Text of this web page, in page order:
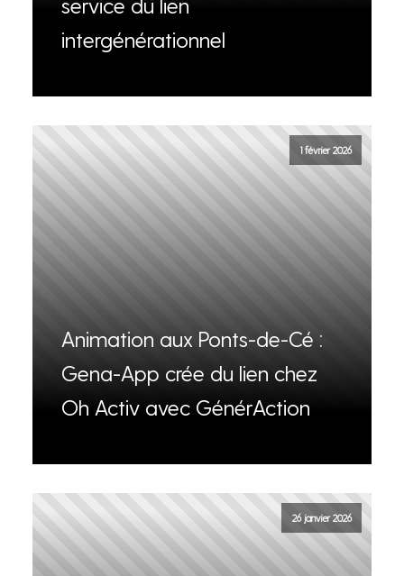
intergénérationnel
1 février 2026
Animation aux Ponts-de-Cé :
Gena-App crée du lien chez
Oh Activ avec GénérAction
26 janvier 2026